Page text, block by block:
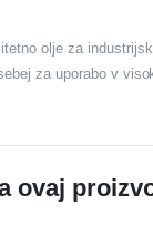
olje za
za uporabo v
ovaj